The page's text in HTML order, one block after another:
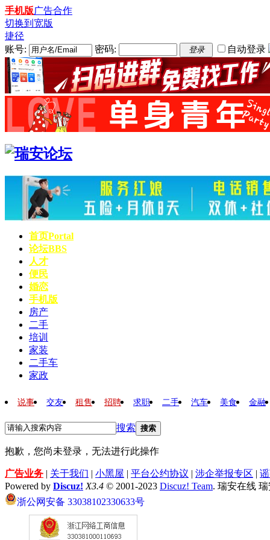
手机版广告合作
切换到宽版
捷径
账号:
密码: 登录 自动登录
首页Portal
论坛BBS
人才
便民
婚恋
手机版
房产
二手
培训
家装
二手车
家政
说事 交友 租售 招聘 求职 二手 汽车 美食 金融
搜索 搜索
抱歉，您尚未登录，无法进行此操作
广告业务 | 关于我们 | 小黑屋 | 平台公约协议 | 涉企举报专区 |
Powered by Discuz! X3.4 © 2001-2023 Discuz! Team. 瑞安在线
浙公网安备 33038102330633号